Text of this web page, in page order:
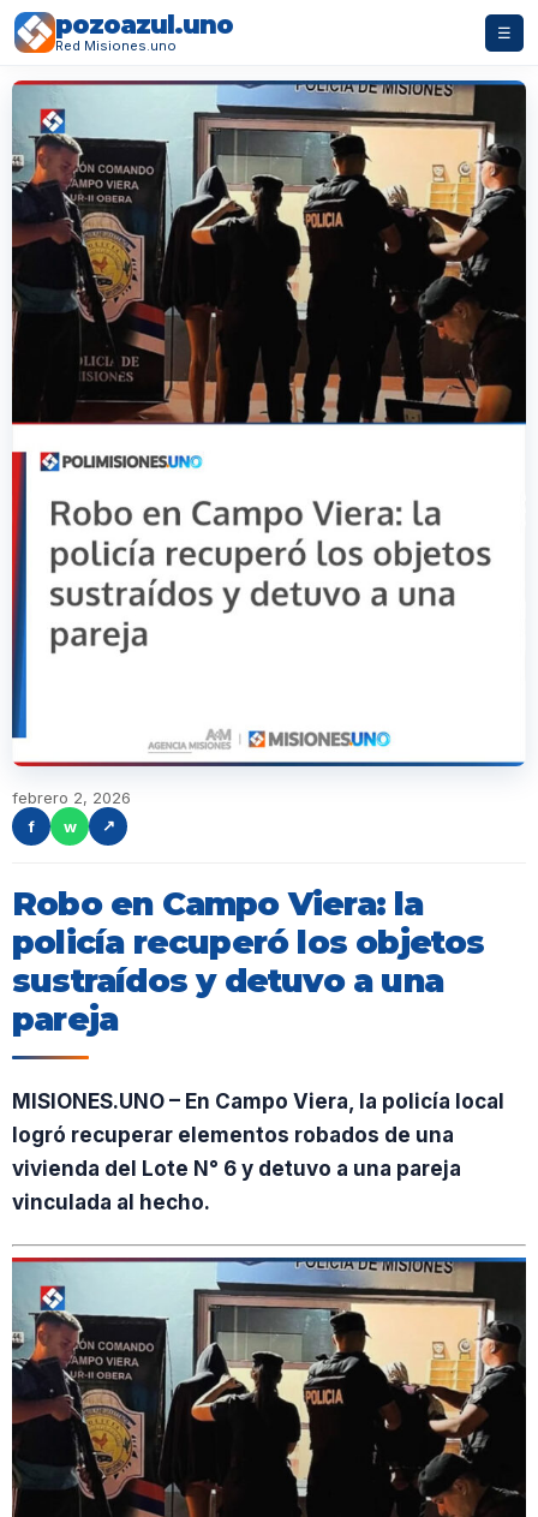
pozoazul.uno
Red Misiones.uno
☰
febrero 2, 2026
f
w ↗
Robo en Campo Viera: la
policía recuperó los objetos
sustraídos y detuvo a una
pareja
MISIONES.UNO – En Campo Viera, la policía local
logró recuperar elementos robados de una
vivienda del Lote N° 6 y detuvo a una pareja
vinculada al hecho.